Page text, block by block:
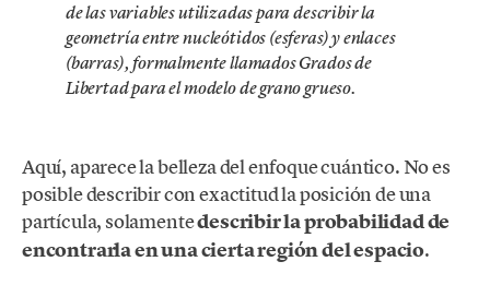
de las variables utilizadas para describir la
geometría entre nucleótidos (esferas) y enlaces
(barras), formalmente llamados Grados de
Libertad para el modelo de grano grueso.
Aquí, aparece la belleza del enfoque cuántico. No es
posible describir con exactitud la posición de una
partícula, solamentedescribir la probabilidad de
encontrarla en una cierta región del espacio.